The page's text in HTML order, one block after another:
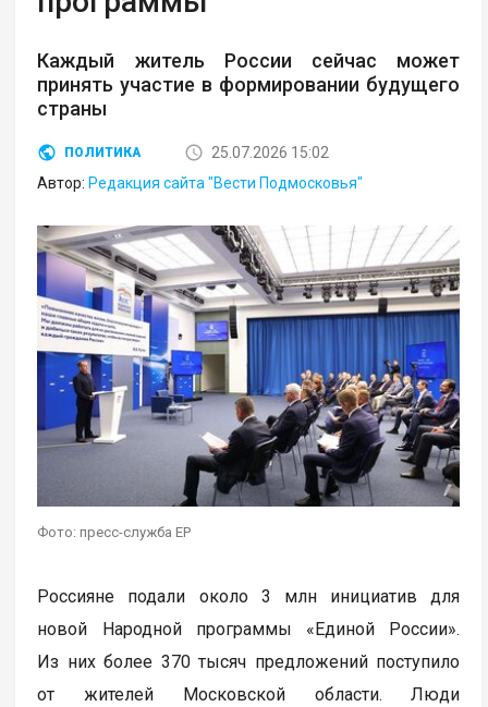
Каждый житель России сейчас может
принять участие в формировании будущего
страны
ПОЛИТИКА
25.07.2026 15:02
Автор: Редакция сайта "Вести Подмосковья"
Фото: пресс-служба ЕР
Россияне подали около 3 млн инициатив для
новой Народной программы «Единой России».
Из них более 370 тысяч предложений поступило
от жителей Московской области. Люди